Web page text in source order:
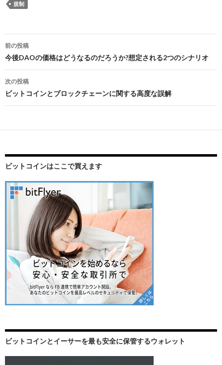
規制
投
稿
ナ
ゲ
シ
ョ
ン
前の投稿
今後DAOの価格はどうなるのだろうか?想定される2つのシナリオ
次の投稿
ビットコインとブロックチェーンに関する高度な誤解
ビットコインはここで買えます
ビットコインとイーサーを最も安全に保管するウォレット